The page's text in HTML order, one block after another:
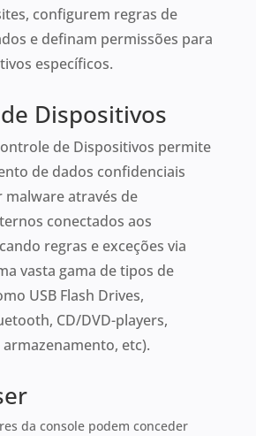
configurem regras de
e definam permissões para
específicos.
Dispositivos
de Dispositivos permite
de dados confidenciais
malware através de
conectados aos
regras e exceções via
vasta gama de tipos de
USB Flash Drives,
CD/DVD-players,
etc).
da console podem conceder